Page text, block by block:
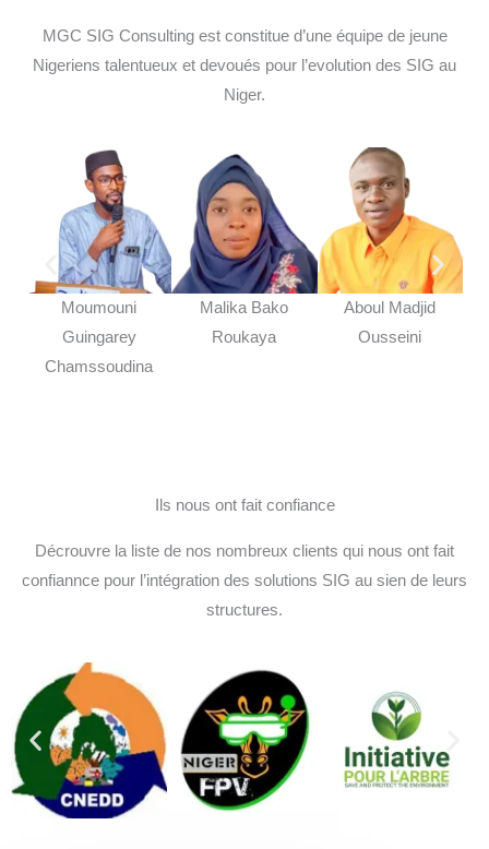
MGC SIG Consulting est constitue d’une équipe de jeune
Nigeriens talentueux et devoués pour l’evolution des SIG au
Niger.
Moumouni
Guingarey
Chamssoudina
Malika Bako
Roukaya
Aboul Madjid
Ousseini
Ils nous ont fait confiance
Décrouvre la liste de nos nombreux clients qui nous ont fait
confiannce pour l’intégration des solutions SIG au sien de leurs
structures.